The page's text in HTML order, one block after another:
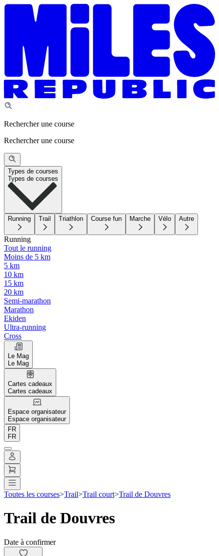
Rechercher une course
Rechercher une course
Types de courses
Types de courses
Running Trail Triathlon Course fun Marche Vélo Autre
Running
Tout le running
Moins de 5 km
5 km
10 km
15 km
20 km
Semi-marathon
Marathon
Ekiden
Ultra-running
Cross
Le Mag
Le Mag
Cartes cadeaux
Cartes cadeaux
Espace organisateur
Espace organisateur
FR
FR
Toutes les courses>Trail>Trail court>Trail de Douvres
Trail de Douvres
Date à confirmer